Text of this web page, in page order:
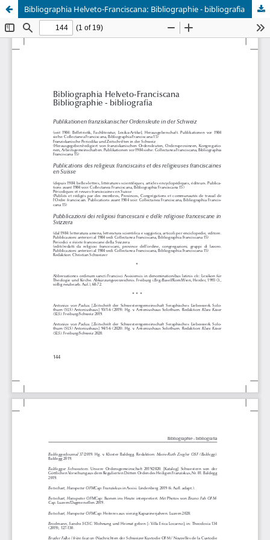
Bibliographia Helveto-Franciscana: Bibliographie - bibliografia